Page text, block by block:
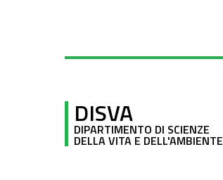
DISVA
DIPARTIMENTO DI SCIENZE
DELLA VITA E DELL'AMBIENTE